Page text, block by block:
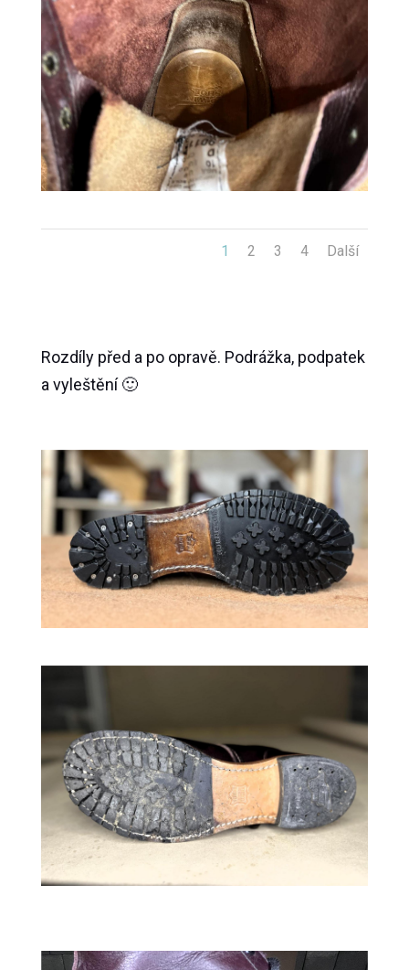
1 2 3 4 Další
Rozdíly před a po opravě. Podrážka, podpatek
a vyleštění 🙂